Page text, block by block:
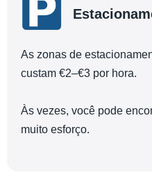
As zonas de
custam €2–€3 por hora.
Às vezes, você pode
muito esforço.